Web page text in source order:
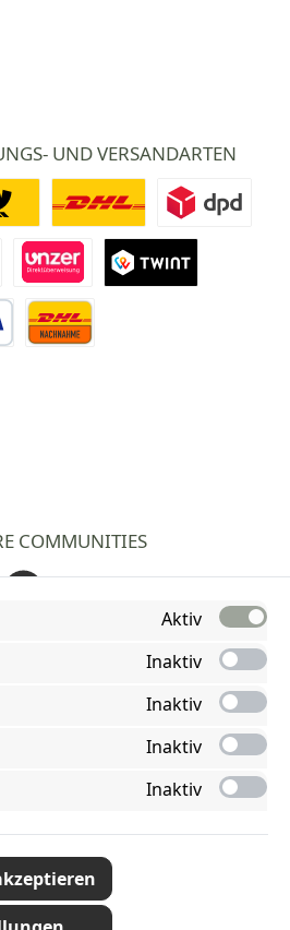
UND VERSANDARTEN
Zahlung
Direktüberweisung
PostDHL DPD
COMMUNITIES
Aktiv
Inaktiv
Inaktiv
Inaktiv
Inaktiv